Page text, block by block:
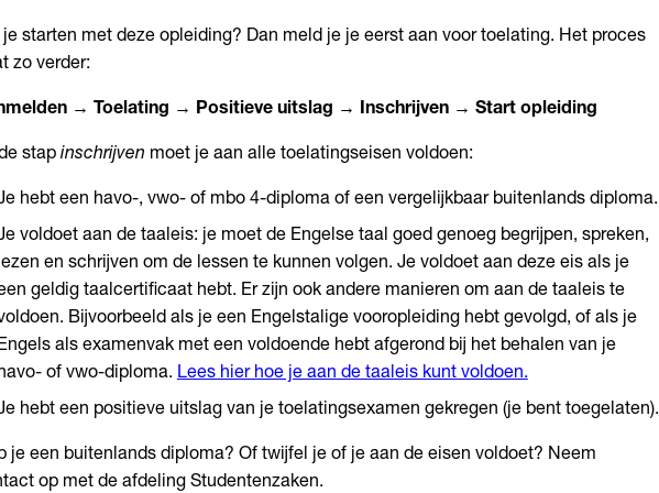
je starten met deze opleiding? Dan meld je je eerst aan voor toelating. Het proces
zo verder:
→ Toelating → Positieve uitslag → Inschrijven → Start opleiding
stap inschrijven moet je aan alle toelatingseisen voldoen:
hebt een havo-, vwo- of mbo 4-diploma of een vergelijkbaar buitenlands diploma.
voldoet aan de taaleis: je moet de Engelse taal goed genoeg begrijpen, spreken,
en schrijven om de lessen te kunnen volgen. Je voldoet aan deze eis als je
geldig taalcertificaat hebt. Er zijn ook andere manieren om aan de taaleis te
Bijvoorbeeld als je een Engelstalige vooropleiding hebt gevolgd, of als je
als examenvak met een voldoende hebt afgerond bij het behalen van je
of vwo-diploma. Lees hier hoe je aan de taaleis kunt voldoen.
hebt een positieve uitslag van je toelatingsexamen gekregen (je bent toegelaten).
je een buitenlands diploma? Of twijfel je of je aan de eisen voldoet? Neem
op met de afdeling Studentenzaken.